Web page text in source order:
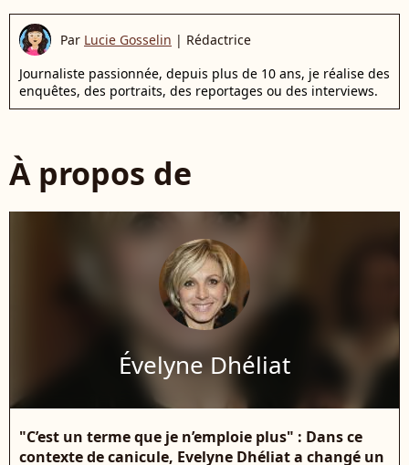
Par Lucie Gosselin | Rédactrice
Journaliste passionnée, depuis plus de 10 ans, je réalise des
enquêtes, des portraits, des reportages ou des interviews.
À propos de
Évelyne Dhéliat
"C’est un terme que je n’emploie plus" : Dans ce
contexte de canicule, Evelyne Dhéliat a changé un